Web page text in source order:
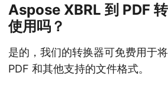
Aspose XBRL 到 PDF
使用吗？
是的，我们的转换器可免费用于
PDF 和其他支持的文件格式。